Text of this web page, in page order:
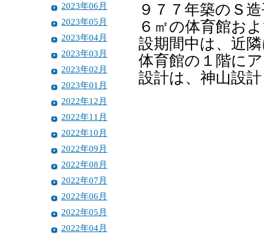
2023年06月
2023年05月
2023年04月
2023年03月
2023年02月
2023年01月
2022年12月
2022年11月
2022年10月
2022年09月
2022年08月
2022年07月
2022年06月
2022年05月
2022年04月
９７７年築のＳ
６㎡の体育館お
設期間中は、近
体育館の１階に
設計は、神山設